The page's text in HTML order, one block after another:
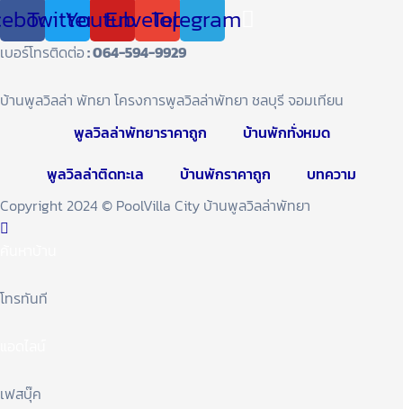
TwitterYoutubeEnvelopeTelegram
เบอร์โทรติดต่อ: 064-594-9929
บ้านพูลวิลล่า พัทยา โครงการพูลวิลล่าพัทยา ชลบุรี จอมเทียน
พูลวิลล่าพัทยาราคาถูก
บ้านพักทั่งหมด
พูลวิลล่าติดทะเล
บ้านพักราคาถูก
บทความ
Copyright 2024 © PoolVilla City บ้านพูลวิลล่าพัทยา
โทรทันที
เฟสบุ๊ค